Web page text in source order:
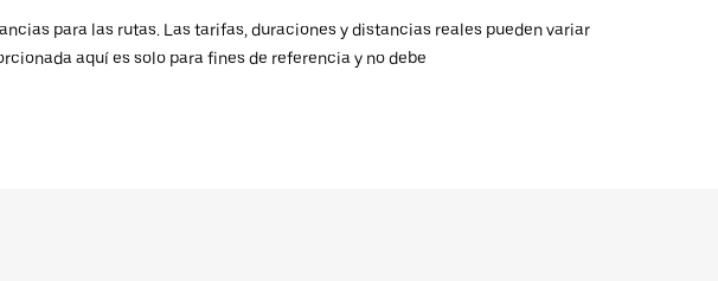
para las rutas. Las tarifas, duraciones y distancias reales pueden variar
aquí es solo para fines de referencia y no debe